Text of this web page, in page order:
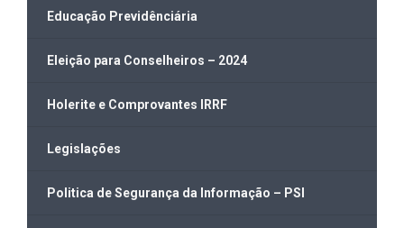
Educação Previdênciária
Eleição para Conselheiros – 2024
Holerite e Comprovantes IRRF
Legislações
Politica de Segurança da Informação – PSI